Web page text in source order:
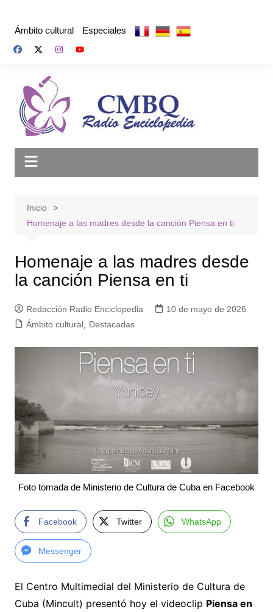
Ámbito cultural Especiales
Inicio
Homenaje a las madres desde la canción Piensa en ti
Homenaje a las madres desde
la canción Piensa en ti
Redacción Radio Enciclopedia
10 de mayo de 2026
Ámbito cultural, Destacadas
Foto tomada de Ministerio de Cultura de Cuba en Facebook
Facebook Twitter WhatsApp
Messenger
El Centro Multimedial del Ministerio de Cultura de
Cuba (Mincult) presentó hoy el videoclip Piensa en